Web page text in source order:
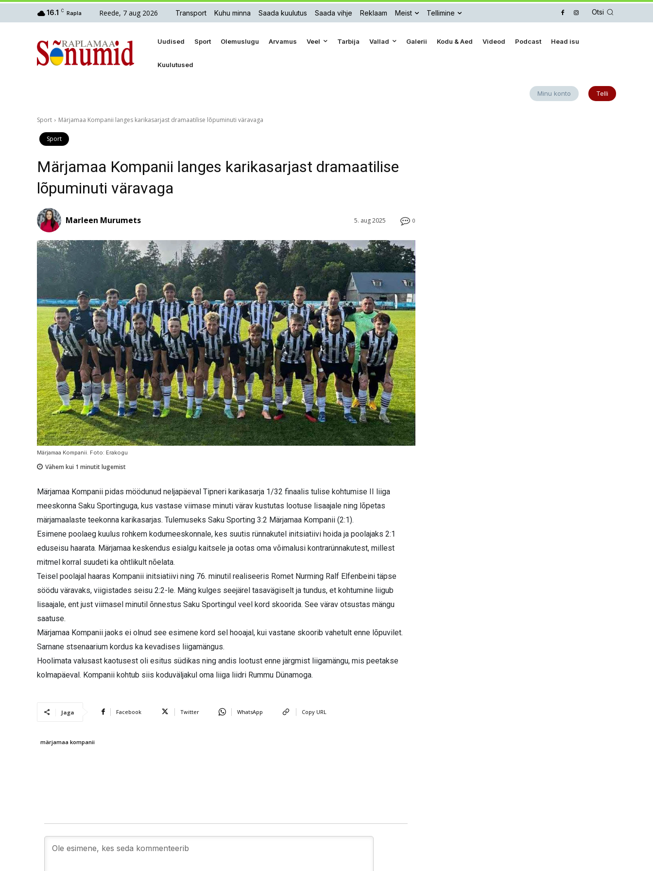
16.1 C Rapla Reede, 7 aug 2026 Transport Kuhu minna Saada kuulutus Saada vihje Reklaam Meist Tellimine Otsi
Uudised Sport Olemuslugu Arvamus Veel Tarbija Vallad Galerii Kodu & Aed Videod Podcast Head isu
Kuulutused
Minu konto Telli
Sport Märjamaa Kompanii langes karikasarjast dramaatilise lõpuminuti väravaga
Sport
Märjamaa Kompanii langes karikasarjast dramaatilise
lõpuminuti väravaga
0
5. aug 2025
Marleen Murumets
Märjamaa Kompanii. Foto: Erakogu
Vähem kui 1 minutit lugemist
Märjamaa Kompanii pidas möödunud neljapäeval Tipneri karikasarja 1/32 finaalis tulise kohtumise II liiga
meeskonna Saku Sportinguga, kus vastase viimase minuti värav kustutas lootuse lisaajale ning lõpetas
märjamaalaste teekonna karikasarjas. Tulemuseks Saku Sporting 3:2 Märjamaa Kompanii (2:1).
Esimene poolaeg kuulus rohkem kodumeeskonnale, kes suutis rünnakutel initsiatiivi hoida ja poolajaks 2:1
eduseisu haarata. Märjamaa keskendus esialgu kaitsele ja ootas oma võimalusi kontrarünnakutest, millest
mitmel korral suudeti ka ohtlikult nõelata.
Teisel poolajal haaras Kompanii initsiatiivi ning 76. minutil realiseeris Romet Nurming Ralf Elfenbeini täpse
söödu väravaks, viigistades seisu 2:2-le. Mäng kulges seejärel tasavägiselt ja tundus, et kohtumine liigub
lisaajale, ent just viimasel minutil õnnestus Saku Sportingul veel kord skoorida. See värav otsustas mängu
saatuse.
Märjamaa Kompanii jaoks ei olnud see esimene kord sel hooajal, kui vastane skoorib vahetult enne lõpuvilet.
Sarnane stsenaarium kordus ka kevadises liigamängus.
Hoolimata valusast kaotusest oli esitus südikas ning andis lootust enne järgmist liigamängu, mis peetakse
kolmapäeval. Kompanii kohtub siis koduväljakul oma liiga liidri Rummu Dünamoga.
Jaga Facebook Twitter WhatsApp Copy URL
märjamaa kompanii